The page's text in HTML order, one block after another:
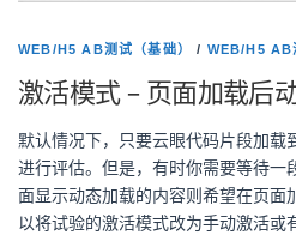
WEB/H5 AB测试（基础） / WEB/H5 AB
激活模式 – 页面加载后
默认情况下，只要云眼代码片段加载
进行评估。但是，有时你需要等待一
面显示动态加载的内容则希望在页面
以将试验的激活模式改为手动激活或